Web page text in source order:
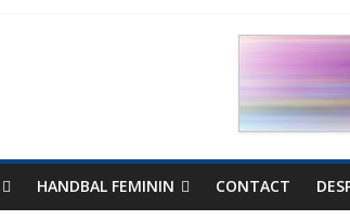
HANDBAL FEMININ CONTACT